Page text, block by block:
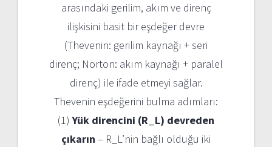
arasındaki gerilim, akım ve direnç
ilişkisini basit bir eşdeğer devre
(Thevenin: gerilim kaynağı + seri
direnç; Norton: akım kaynağı + paralel
direnç) ile ifade etmeyi sağlar.
Thevenin eşdeğerini bulma adımları:
(1)Yük direncini (R_L) devreden
çıkarın – R_L’nin bağlı olduğu iki